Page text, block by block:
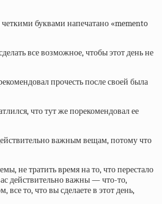
буквами напечатано «memento
все возможное, чтобы этот день не
прочесть после своей была
что тут же порекомендовал ее
важным вещам, потому что
не тратить время на то, что перестало
действительно важны — что-то,
то, что вы сделаете в этот день,